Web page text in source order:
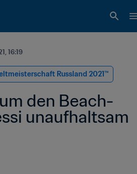
16:19
Russland 2021™
den Beach-
unaufhaltsam